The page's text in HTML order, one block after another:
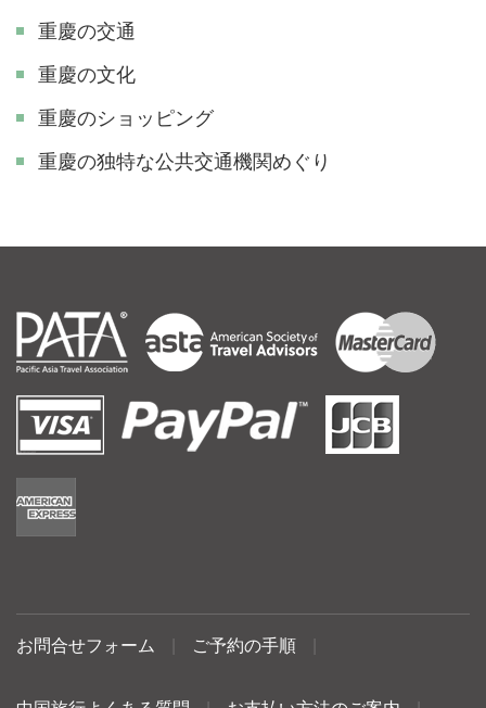
重慶の交通
重慶の文化
重慶のショッピング
重慶の独特な公共交通機関めぐり
お問合せフォーム ご予約の手順